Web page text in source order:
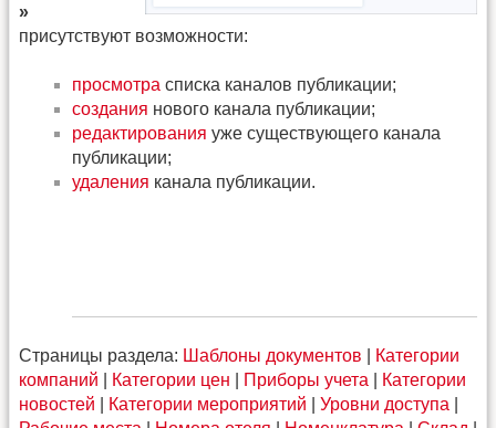
»
присутствуют возможности:
просмотра списка каналов публикации;
создания нового канала публикации;
редактирования уже существующего канала
публикации;
удаления канала публикации.
Страницы раздела: Шаблоны документов
Категории
компаний
Категории цен Приборы учета
Категории
новостей
Категории мероприятий Уровни доступа